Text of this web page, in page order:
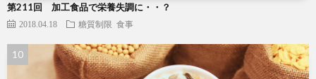
第211回 加工食品で栄養失調に・・？
2018.04.18 糖質制限 食事